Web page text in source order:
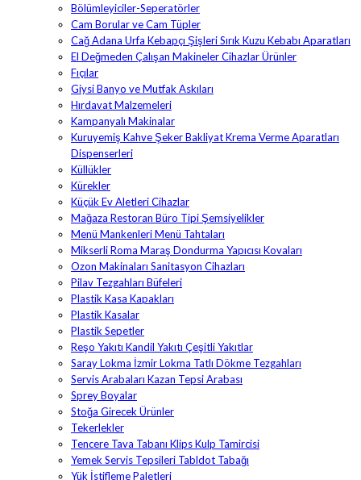
Bölümleyiciler-Seperatörler
Cam Borular ve Cam Tüpler
Cağ Adana Urfa Kebapçı Şişleri Sırık Kuzu Kebabı Aparatları
El Değmeden Çalışan Makineler Cihazlar Ürünler
Fıçılar
Giysi Banyo ve Mutfak Askıları
Hırdavat Malzemeleri
Kampanyalı Makinalar
Kuruyemiş Kahve Şeker Bakliyat Krema Verme Aparatları
Dispenserleri
Küllükler
Kürekler
Küçük Ev Aletleri Cihazlar
Mağaza Restoran Büro Tipi Şemsiyelikler
Menü Mankenleri Menü Tahtaları
Mikserli Roma Maraş Dondurma Yapıcısı Kovaları
Ozon Makinaları Sanitasyon Cihazları
Pilav Tezgahları Büfeleri
Plastik Kasa Kapakları
Plastik Kasalar
Plastik Sepetler
Reşo Yakıtı Kandil Yakıtı Çeşitli Yakıtlar
Saray Lokma İzmir Lokma Tatlı Dökme Tezgahları
Servis Arabaları Kazan Tepsi Arabası
Sprey Boyalar
Stoğa Girecek Ürünler
Tekerlekler
Tencere Tava Tabanı Klips Kulp Tamircisi
Yemek Servis Tepsileri Tabldot Tabağı
Yük İstifleme Paletleri